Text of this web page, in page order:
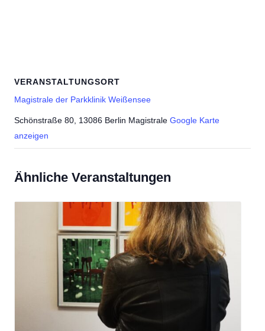
VERANSTALTUNGSORT
Magistrale der Parkklinik Weißensee
Schönstraße 80, 13086 Berlin Magistrale Google Karte
anzeigen
Ähnliche Veranstaltungen